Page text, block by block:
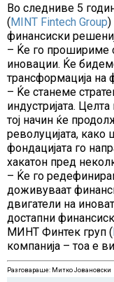
Во следниве 5
(MINT Fintech Group)
финансиски
– Ќе го прошириме
иновации. Ќе
трансформација на
– Ќе станеме
индустријата.
тој начин ќе
револуцијата,
фондацијата го
хакатон пред
– Ќе го
доживуваат
двигатели на
достапни
МИНТ Финтек груп (
компанија – тоа е
Разговараше: Митко Јовановски